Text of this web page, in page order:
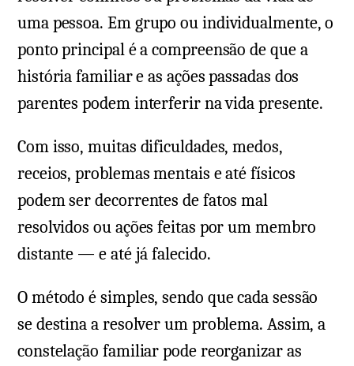
ou
uma pessoa. Em grupo ou individualmente, o
ponto principal é a compreensão de que a
história familiar e as ações passadas dos
parentes podem interferir na vida presente.
Com isso, muitas dificuldades, medos,
receios, problemas mentais e até físicos
podem ser decorrentes de fatos mal
resolvidos ou ações feitas por um membro
distante — e até já falecido.
O método é simples, sendo que cada sessão
se destina a resolver um problema. Assim, a
constelação familiar pode reorganizar as